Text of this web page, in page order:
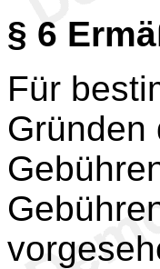
§ 6
Für
Gründen